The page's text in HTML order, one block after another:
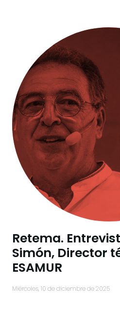
Retema.
Simón, Director
ESAMUR
miércoles, 10 de diciembre de 2025